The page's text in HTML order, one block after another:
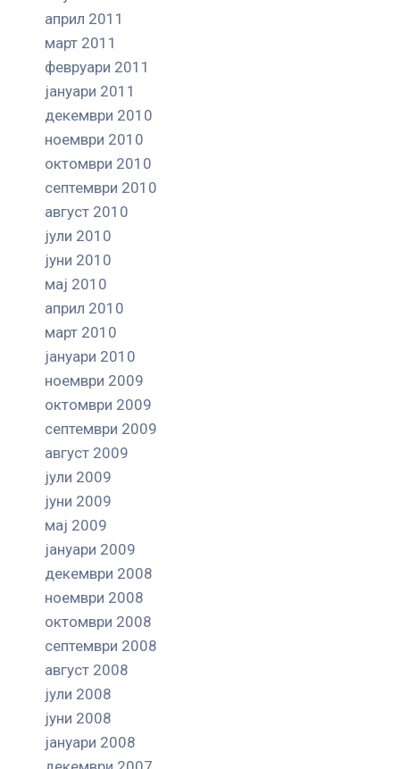
април 2011
март 2011
февруари 2011
јануари 2011
декември 2010
ноември 2010
октомври 2010
септември 2010
август 2010
јули 2010
јуни 2010
мај 2010
април 2010
март 2010
јануари 2010
ноември 2009
октомври 2009
септември 2009
август 2009
јули 2009
јуни 2009
мај 2009
јануари 2009
декември 2008
ноември 2008
октомври 2008
септември 2008
август 2008
јули 2008
јуни 2008
јануари 2008